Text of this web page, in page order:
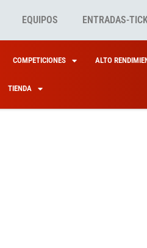
EQUIPOS ENTRADAS-
COMPETICIONES ALTO
TIENDA